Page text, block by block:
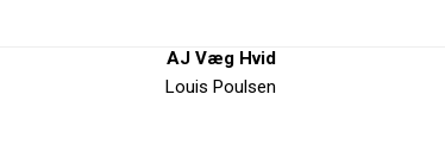
AJ Væg Hvid
Louis Poulsen